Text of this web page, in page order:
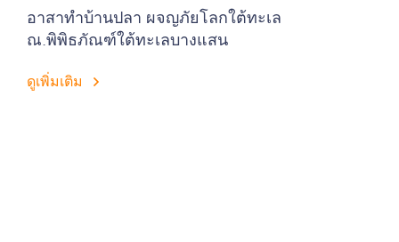
อาสาทำบ้านปลา ผจญภัยโลกใต้ทะเล
ณ.พิพิธภัณฑ์ใต้ทะเลบางแสน
ดูเพิ่มเติม